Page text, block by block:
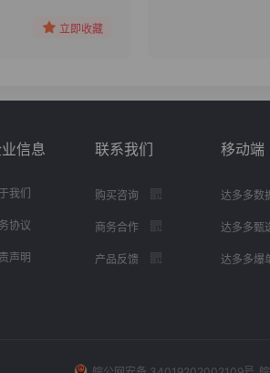
立即收藏
信息
我们
协议
声明
联系我们
购买咨询
商务合作
产品反馈
移动端
达多多数
达多多甄
达多多爆